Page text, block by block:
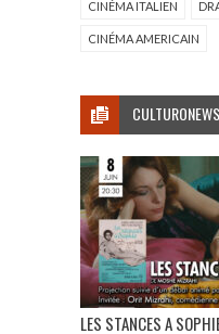
CINÉMA ITALIEN
CINÉMA AMERICAIN
CULTURONEWS
LES STANCES A